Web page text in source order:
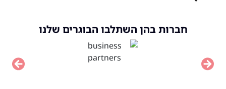
חברות בהן השתלבו הבוגרים שלנו
Next